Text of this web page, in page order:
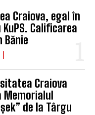
Craiova, egal în
KuPS. Calificarea
Bănie
Craiova
de la Târgu